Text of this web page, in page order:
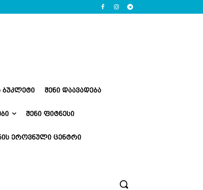
ᲑᲣᲙᲚᲔᲢᲘ ᲨᲔᲜᲘ ᲓᲐᲐᲕᲐᲓᲔᲑᲐ
ᲨᲔᲜᲘ ᲤᲘᲢᲜᲔᲡᲘ
ᲔᲠᲝᲕᲜᲣᲚᲘ ᲪᲔᲜᲢᲠᲘ